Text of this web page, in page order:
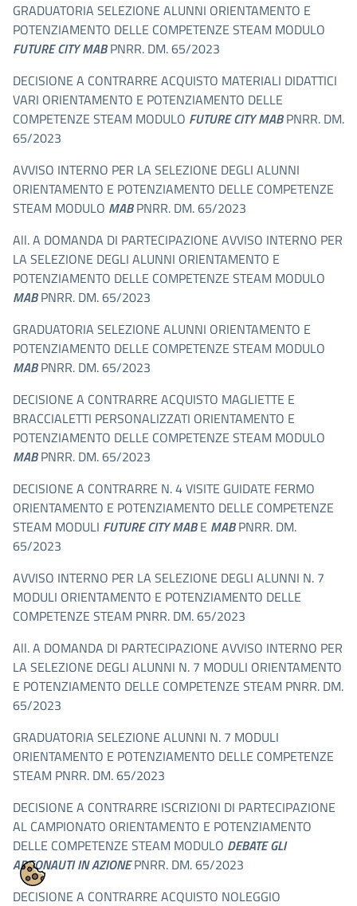
GRADUATORIA SELEZIONE ALUNNI ORIENTAMENTO E
POTENZIAMENTO DELLE COMPETENZE STEAM MODULO
FUTURE CITY MABPNRR. DM. 65/2023
DECISIONE A CONTRARRE ACQUISTO MATERIALI DIDATTICI
VARI ORIENTAMENTO E POTENZIAMENTO DELLE
COMPETENZE STEAM MODULO FUTURE CITY MABPNRR. DM.
65/2023
AVVISO INTERNO PER LA SELEZIONE DEGLI ALUNNI
ORIENTAMENTO E POTENZIAMENTO DELLE COMPETENZE
STEAM MODULO MABPNRR. DM. 65/2023
All. A DOMANDA DI PARTECIPAZIONE AVVISO INTERNO PER
LA SELEZIONE DEGLI ALUNNI ORIENTAMENTO E
POTENZIAMENTO DELLE COMPETENZE STEAM MODULO
MABPNRR. DM. 65/2023
GRADUATORIA SELEZIONE ALUNNI ORIENTAMENTO E
POTENZIAMENTO DELLE COMPETENZE STEAM MODULO
MABPNRR. DM. 65/2023
DECISIONE A CONTRARRE ACQUISTO MAGLIETTE E
BRACCIALETTI PERSONALIZZATI ORIENTAMENTO E
POTENZIAMENTO DELLE COMPETENZE STEAM MODULO
MABPNRR. DM. 65/2023
DECISIONE A CONTRARRE N. 4 VISITE GUIDATE FERMO
ORIENTAMENTO E POTENZIAMENTO DELLE COMPETENZE
STEAM MODULI FUTURE CITY MABE MABPNRR. DM.
65/2023
AVVISO INTERNO PER LA SELEZIONE DEGLI ALUNNI N. 7
MODULI ORIENTAMENTO E POTENZIAMENTO DELLE
COMPETENZE STEAM PNRR. DM. 65/2023
All. A DOMANDA DI PARTECIPAZIONE AVVISO INTERNO PER
LA SELEZIONE DEGLI ALUNNI N. 7 MODULI ORIENTAMENTO
E POTENZIAMENTO DELLE COMPETENZE STEAM PNRR. DM.
65/2023
GRADUATORIA SELEZIONE ALUNNI N. 7 MODULI
ORIENTAMENTO E POTENZIAMENTO DELLE COMPETENZE
STEAM PNRR. DM. 65/2023
DECISIONE A CONTRARRE ISCRIZIONI DI PARTECIPAZIONE
AL CAMPIONATO ORIENTAMENTO E POTENZIAMENTO
DELLE COMPETENZE STEAM MODULO DEBATE GLI
ARGONAUTI IN AZIONEPNRR. DM. 65/2023
DECISIONE A CONTRARRE ACQUISTO NOLEGGIO